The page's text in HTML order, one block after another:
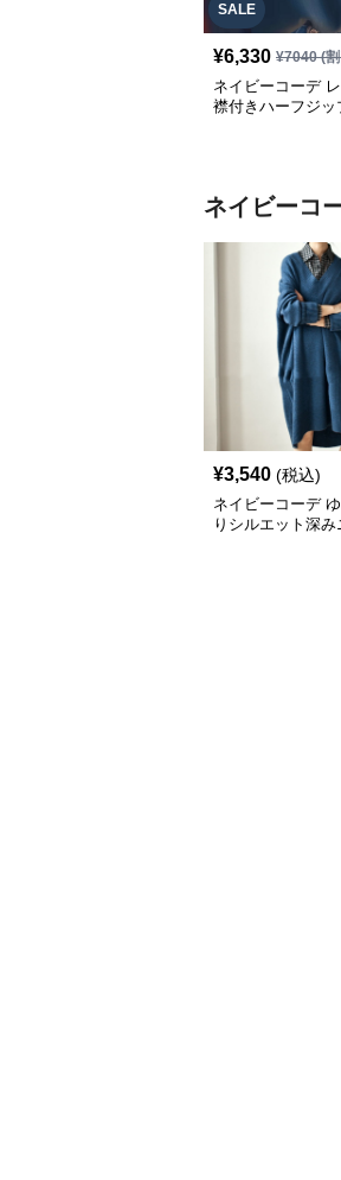
SALE
¥6,330 ¥7040(割
ネイビーコーデ
襟付きハーフジッ
ネイビーコ
¥3,540 (税込)
ネイビーコーデ
りシルエット深み